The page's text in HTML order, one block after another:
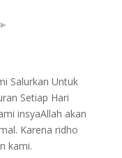
►
Salurkan Untuk
Setiap Hari
insyaAllah akan
Karena ridho
kami.